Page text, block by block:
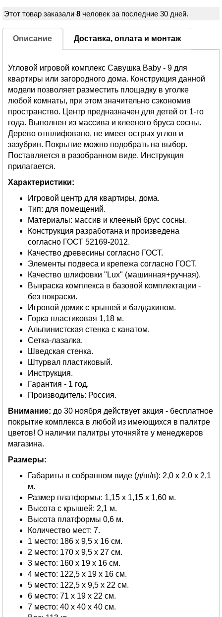
Этот товар заказали 8 человек за последние 30 дней.
Описание Доставка, оплата и монтаж
Угловой игровой комплекс Савушка Baby - 9 для
квартиры или загородного дома. Конструкция данной
модели позволяет разместить площадку в уголке
любой комнаты, при этом значительно сэкономив
пространство. Центр предназначен для детей от 1-го
года. Выполнен из массива и клееного бруса сосны.
Дерево отшлифовано, не имеет острых углов и
зазубрин. Покрытие можно подобрать на выбор.
Поставляется в разобранном виде. Инструкция
прилагается.
Характеристики:
Игровой центр для квартиры, дома.
Тип: для помещений.
Материалы: массив и клееный брус сосны.
Конструкция разработана и произведена
согласно ГОСТ 52169-2012.
Качество древесины согласно ГОСТ.
Элементы подвеса и крепежа согласно ГОСТ.
Качество шлифовки "Lux" (машинная+ручная).
Выкраска комплекса в базовой комплектации -
без покраски.
Игровой домик с крышей и балдахином.
Горка пластиковая 1,18 м.
Альпинистская стенка с канатом.
Сетка-лазалка.
Шведская стенка.
Штурвал пластиковый.
Инструкция.
Гарантия - 1 год.
Производитель: Россия.
Внимание: до 30 ноября действует акция - бесплатное
покрытие комплекса в любой из имеющихся в палитре
цветов! О наличии палитры уточняйте у менеджеров
магазина.
Размеры:
Габариты в собранном виде (д/ш/в): 2,0 х 2,0 х 2,1
м.
Размер платформы: 1,15 х 1,15 х 1,60 м.
Высота с крышей: 2,1 м.
Высота платформы 0,6 м.
Количество мест: 7.
1 место: 186 х 9,5 х 16 см.
2 место: 170 х 9,5 х 27 см.
3 место: 160 х 19 х 16 см.
4 место: 122,5 х 19 х 16 см.
5 место: 122,5 х 9,5 х 22 см.
6 место: 71 х 19 х 22 см.
7 место: 40 х 40 х 40 см.